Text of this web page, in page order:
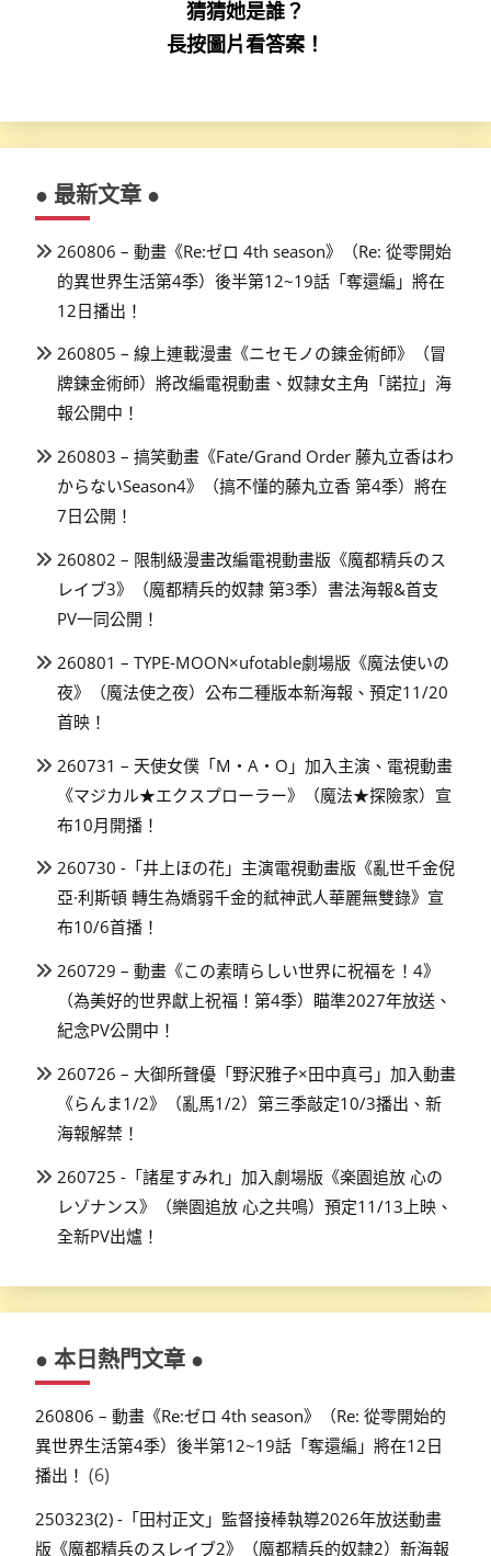
猜猜她是誰？
長按圖片看答案！
● 最新文章 ●
260806 – 動畫《Re:ゼロ 4th season》（Re: 從零開始
的異世界生活第4季）後半第12~19話「奪還編」將在
12日播出！
260805 – 線上連載漫畫《ニセモノの錬金術師》（冒
牌鍊金術師）將改編電視動畫、奴隸女主角「諾拉」海
報公開中！
260803 – 搞笑動畫《Fate/Grand Order 藤丸立香はわ
からないSeason4》（搞不懂的藤丸立香 第4季）將在
7日公開！
260802 – 限制級漫畫改編電視動畫版《魔都精兵のス
レイブ3》（魔都精兵的奴隸 第3季）書法海報&首支
PV一同公開！
260801 – TYPE-MOON×ufotable劇場版《魔法使いの
夜》（魔法使之夜）公布二種版本新海報、預定11/20
首映！
260731 – 天使女僕「M・A・O」加入主演、電視動畫
《マジカル★エクスプローラー》（魔法★探險家）宣
布10月開播！
260730 -「井上ほの花」主演電視動畫版《亂世千金倪
亞·利斯頓 轉生為嬌弱千金的弒神武人華麗無雙錄》宣
布10/6首播！
260729 – 動畫《この素晴らしい世界に祝福を！4》
（為美好的世界獻上祝福！第4季）瞄準2027年放送、
紀念PV公開中！
260726 – 大御所聲優「野沢雅子×田中真弓」加入動畫
《らんま1/2》（亂馬1/2）第三季敲定10/3播出、新
海報解禁！
260725 -「諸星すみれ」加入劇場版《楽園追放 心の
レゾナンス》（樂園追放 心之共鳴）預定11/13上映、
全新PV出爐！
● 本日熱門文章 ●
260806 – 動畫《Re:ゼロ 4th season》（Re: 從零開始的
異世界生活第4季）後半第12~19話「奪還編」將在12日
播出！ (6)
250323(2) -「田村正文」監督接棒執導2026年放送動畫
版《魔都精兵のスレイブ2》（魔都精兵的奴隸2）新海報